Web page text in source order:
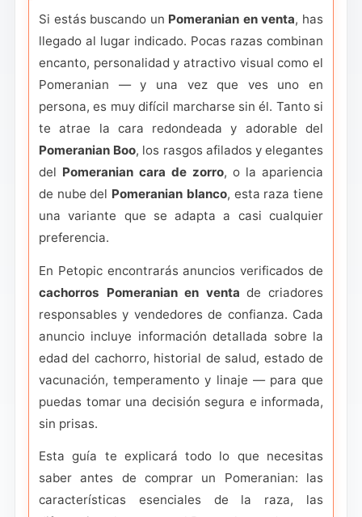
Si estás buscando un Pomeranian en venta, has
llegado al lugar indicado. Pocas razas combinan
encanto, personalidad y atractivo visual como el
Pomeranian — y una vez que ves uno en
persona, es muy difícil marcharse sin él. Tanto si
te atrae la cara redondeada y adorable del
Pomeranian Boo, los rasgos afilados y elegantes
del Pomeranian cara de zorro, o la apariencia
de nube del Pomeranian blanco, esta raza tiene
una variante que se adapta a casi cualquier
preferencia.
En Petopic encontrarás anuncios verificados de
cachorros Pomeranian en venta de criadores
responsables y vendedores de confianza. Cada
anuncio incluye información detallada sobre la
edad del cachorro, historial de salud, estado de
vacunación, temperamento y linaje — para que
puedas tomar una decisión segura e informada,
sin prisas.
Esta guía te explicará todo lo que necesitas
saber antes de comprar un Pomeranian: las
características esenciales de la raza, las